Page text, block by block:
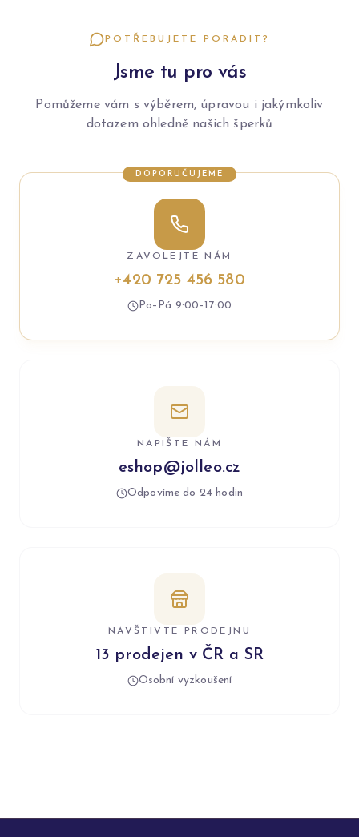
POTŘEBUJETE PORADIT?
Jsme tu pro vás
Pomůžeme vám s výběrem, úpravou i jakýmkoliv
dotazem ohledně našich šperků
DOPORUČUJEME
ZAVOLEJTE NÁM
+420 725 456 580
Po–Pá 9:00–17:00
NAPIŠTE NÁM
eshop@jolleo.cz
Odpovíme do 24 hodin
NAVŠTIVTE PRODEJNU
13 prodejen v ČR a SR
Osobní vyzkoušení